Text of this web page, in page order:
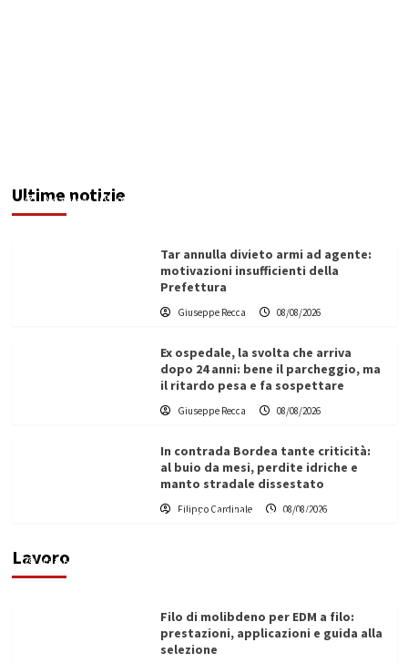
Ultime notizie
Redazione 08/08/2026
Tar annulla divieto armi ad agente:
motivazioni insufficienti della
Prefettura
Giuseppe Recca 08/08/2026
Ex ospedale, la svolta che arriva
dopo 24 anni: bene il parcheggio, ma
il ritardo pesa e fa sospettare
Giuseppe Recca 08/08/2026
In contrada Bordea tante criticità:
al buio da mesi, perdite idriche e
manto stradale dissestato
Filippo Cardinale 08/08/2026
Lavoro
L’ingegnere saccense Buscarnera partner chiave
di un progetto transnazionale per la transizione
Filippo Cardinale
Filo di molibdeno per EDM a filo:
prestazioni, applicazioni e guida alla
selezione